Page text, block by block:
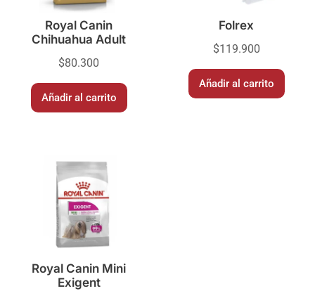
Royal Canin
Chihuahua Adult
$80.300
Añadir al carrito
Folrex
$119.900
Añadir al carrito
Royal Canin Mini
Exigent